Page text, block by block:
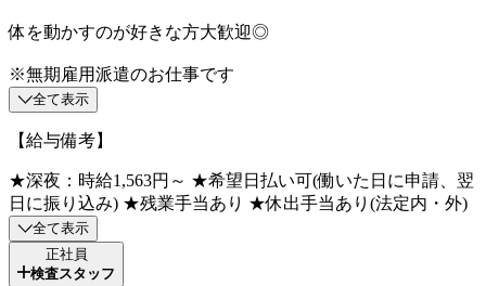
体を動かすのが好きな方大歓迎◎
※無期雇用派遣のお仕事です
全て表示
【給与備考】
★深夜：時給1,563円～ ★希望日払い可(働いた日に申請、翌
日に振り込み) ★残業手当あり ★休出手当あり(法定内・外)
全て表示
正社員
検査スタッフ